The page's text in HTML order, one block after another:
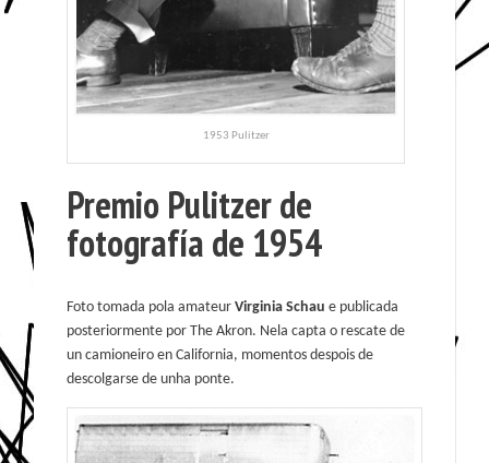
1953 Pulitzer
Premio Pulitzer de
fotografía de 1954
Foto tomada pola amateurVirginia Schau e publicada
posteriormente por The Akron. Nela capta o rescate de
un camioneiro en California, momentos despois de
descolgarse de unha ponte.